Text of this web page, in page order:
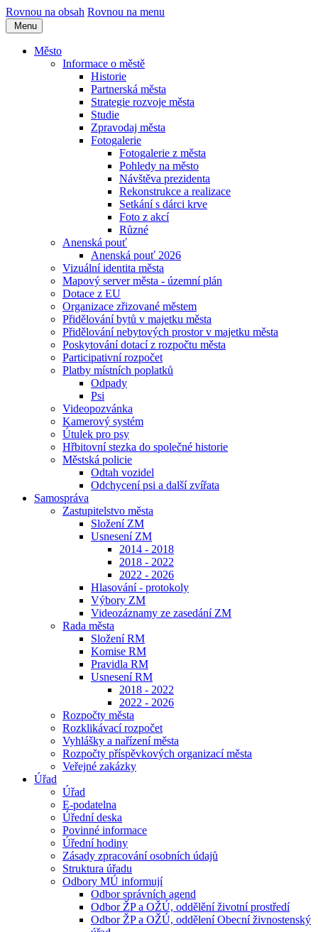
Rovnou na obsah Rovnou na menu
Menu
Město
Informace o městě
Historie
Partnerská města
Strategie rozvoje města
Studie
Zpravodaj města
Fotogalerie
Fotogalerie z města
Pohledy na město
Návštěva prezidenta
Rekonstrukce a realizace
Setkání s dárci krve
Foto z akcí
Různé
Anenská pouť
Anenská pouť 2026
Vizuální identita města
Mapový server města - územní plán
Dotace z EU
Organizace zřizované městem
Přidělování bytů v majetku města
Přidělování nebytových prostor v majetku města
Poskytování dotací z rozpočtu města
Participativní rozpočet
Platby místních poplatků
Odpady
Psi
Videopozvánka
Kamerový systém
Útulek pro psy
Hřbitovní stezka do společné historie
Městská policie
Odtah vozidel
Odchycení psi a další zvířata
Samospráva
Zastupitelstvo města
Složení ZM
Usnesení ZM
2014 - 2018
2018 - 2022
2022 - 2026
Hlasování - protokoly
Výbory ZM
Videozáznamy ze zasedání ZM
Rada města
Složení RM
Komise RM
Pravidla RM
Usnesení RM
2018 - 2022
2022 - 2026
Rozpočty města
Rozklikávací rozpočet
Vyhlášky a nařízení města
Rozpočty příspěvkových organizací města
Veřejné zakázky
Úřad
Úřad
E-podatelna
Úřední deska
Povinné informace
Úřední hodiny
Zásady zpracování osobních údajů
Struktura úřadu
Odbory MÚ informují
Odbor správních agend
Odbor ŽP a OŽÚ, oddělění životní prostředí
Odbor ŽP a OŽÚ, oddělení Obecní živnostenský